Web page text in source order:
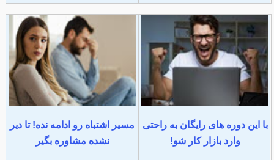
با این دوره های رایگان به راحتی
وارد بازار کار شو!
مسیر اشتباه رو ادامه نده! تا دیر
نشده مشاوره بگیر